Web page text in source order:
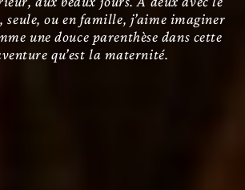
ou en famille, j’aime imaginer
une douce parenthèse dans cette
qu’est la maternité.